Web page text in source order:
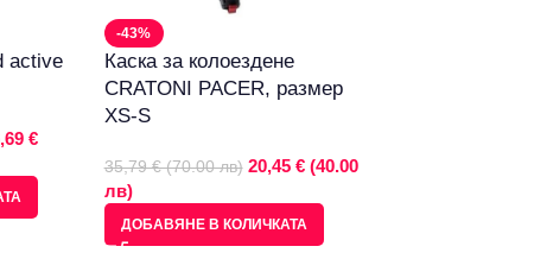
active
€
-43%
Каска за колоездене
CRATONI PACER, размер
XS-S
35,79 € (70.00 лв) 20,45 € (40.00
лв)
ДОБАВЯНЕ В КОЛИЧКАТА